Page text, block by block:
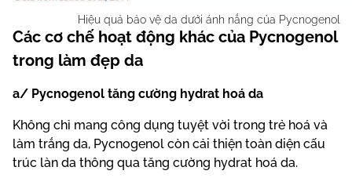
Hiệu quả bảo vệ da dưới ánh nắng của Pycnogenol
Các cơ chế hoạt động khác của Pycnogenol
trong làm đẹp da
a/ Pycnogenol tăng cường hydrat hoá da
Không chỉ mang công dụng tuyệt vời trong trẻ hoá và
làm trắng da, Pycnogenol còn cải thiện toàn diện cấu
trúc làn da thông qua tăng cường hydrat hoá da.